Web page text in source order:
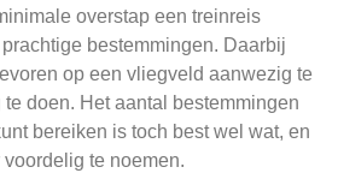
overstap een treinreis
bestemmingen. Daarbij
op een vliegveld aanwezig te
doen. Het aantal bestemmingen
bereiken is toch best wel wat, en
te noemen.